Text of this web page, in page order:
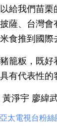
給我們苗
薩、台灣
食推到國際
籠粄，既
有代表性的
淨宇 廖緯
太電視台粉絲